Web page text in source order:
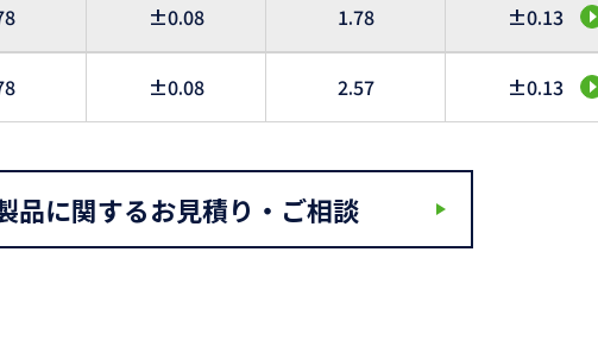
±0.08 1.78 ±0.13
±0.08 2.57 ±0.13
品に関するお見積り・ご相談